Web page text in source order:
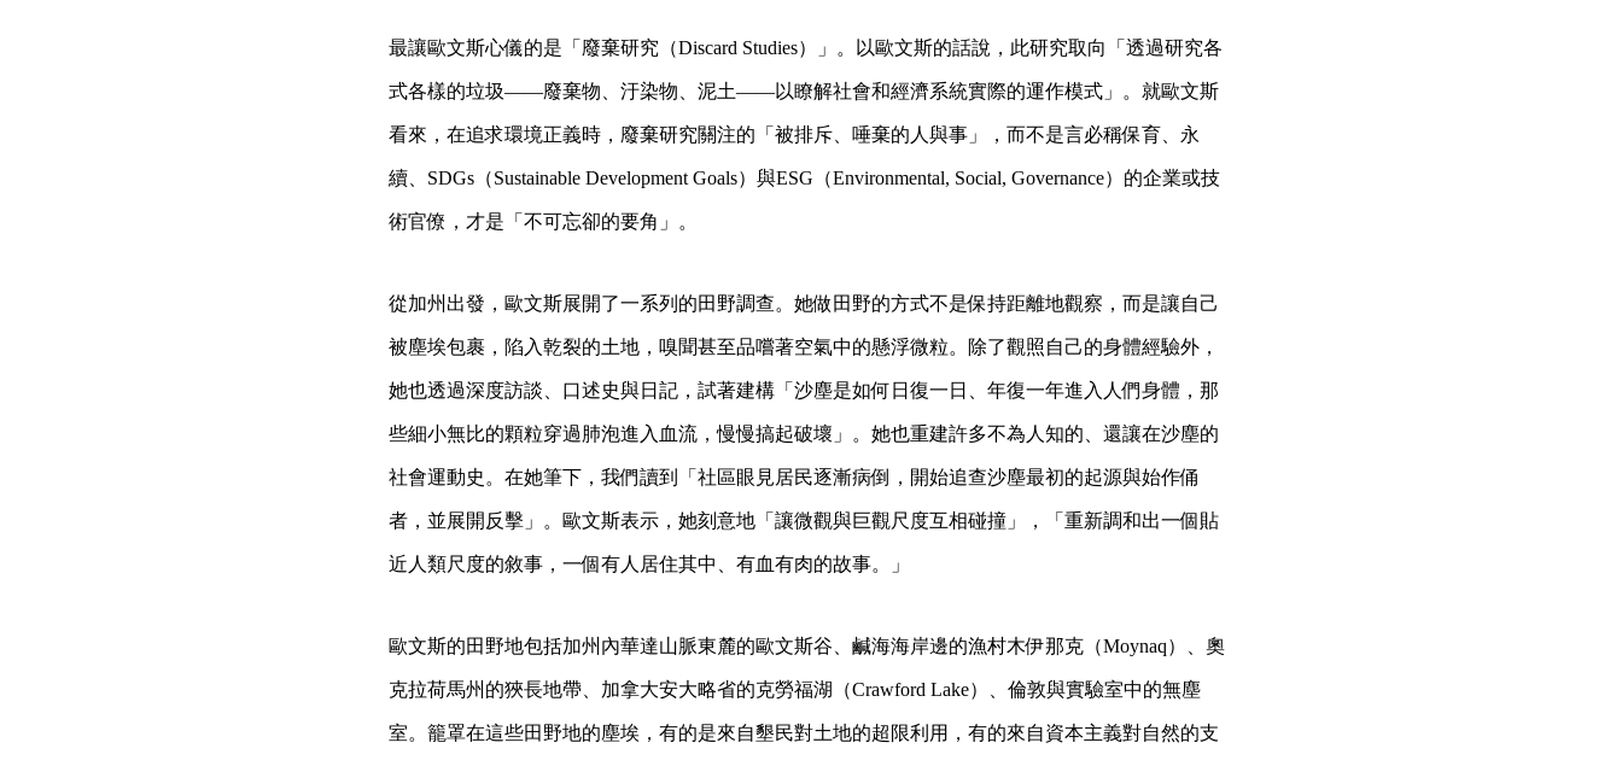
最讓歐文斯心儀的是「廢棄研究（Discard Studies）」。以歐文斯的話說，此研究取向「透過研究各
式各樣的垃圾——廢棄物、汙染物、泥土——以瞭解社會和經濟系統實際的運作模式」。就歐文斯
看來，在追求環境正義時，廢棄研究關注的「被排斥、唾棄的人與事」，而不是言必稱保育、永
續、SDGs（Sustainable Development Goals）與ESG（Environmental, Social, Governance）的企業或技
術官僚，才是「不可忘卻的要角」。
從加州出發，歐文斯展開了一系列的田野調查。她做田野的方式不是保持距離地觀察，而是讓自己
被塵埃包裹，陷入乾裂的土地，嗅聞甚至品嚐著空氣中的懸浮微粒。除了觀照自己的身體經驗外，
她也透過深度訪談、口述史與日記，試著建構「沙塵是如何日復一日、年復一年進入人們身體，那
些細小無比的顆粒穿過肺泡進入血流，慢慢搞起破壞」。她也重建許多不為人知的、還讓在沙塵的
社會運動史。在她筆下，我們讀到「社區眼見居民逐漸病倒，開始追查沙塵最初的起源與始作俑
者，並展開反擊」。歐文斯表示，她刻意地「讓微觀與巨觀尺度互相碰撞」，「重新調和出一個貼
近人類尺度的敘事，一個有人居住其中、有血有肉的故事。」
歐文斯的田野地包括加州內華達山脈東麓的歐文斯谷、鹹海海岸邊的漁村木伊那克（Moynaq）、奧
克拉荷馬州的狹長地帶、加拿大安大略省的克勞福湖（Crawford Lake）、倫敦與實驗室中的無塵
室。籠罩在這些田野地的塵埃，有的是來自墾民對土地的超限利用，有的來自資本主義對自然的支